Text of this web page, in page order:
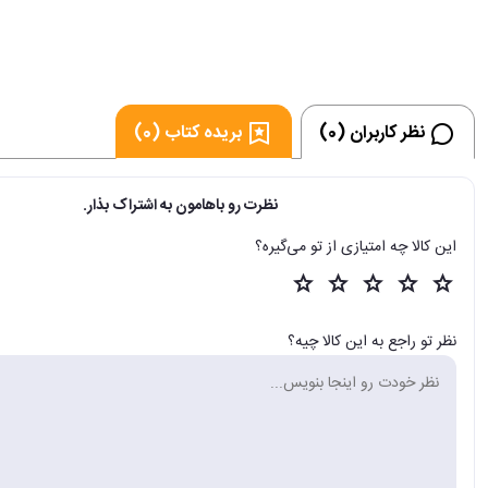
ساز دیگری بیاموزید.
فروشگاه اینترنتی 30بوک
نظر کاربران (0) بریده کتاب (0)
نظرت رو باهامون به اشتراک بذار.
این کالا چه امتیازی از تو می‌گیره؟
نظر تو راجع به این کالا چیه؟